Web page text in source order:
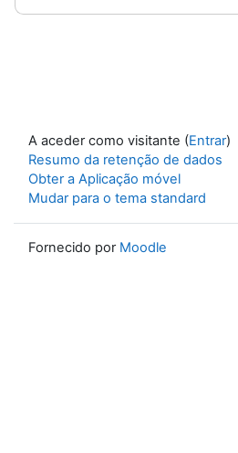
A aceder como visitante (Entrar)
Resumo da retenção de dados
Obter a Aplicação móvel
Mudar para o tema standard
Fornecido por Moodle